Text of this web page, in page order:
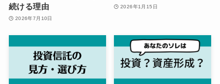
続ける理由
2026年7月10日
2026年1月15日